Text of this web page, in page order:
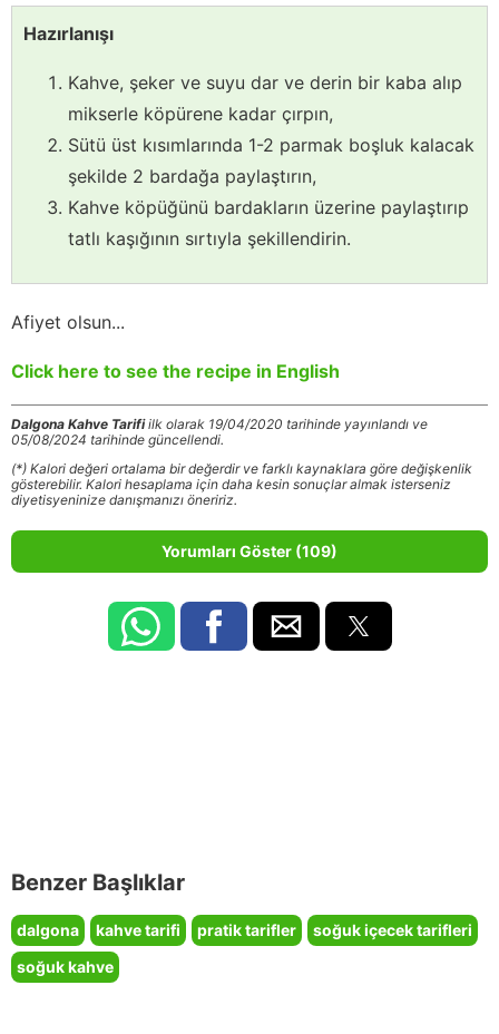
Hazırlanışı
Kahve, şeker ve suyu dar ve derin bir kaba alıp
mikserle köpürene kadar çırpın,
Sütü üst kısımlarında 1-2 parmak boşluk kalacak
şekilde 2 bardağa paylaştırın,
Kahve köpüğünü bardakların üzerine paylaştırıp
tatlı kaşığının sırtıyla şekillendirin.
Afiyet olsun...
Click here to see the recipe in English
Dalgona Kahve Tarifiilk olarak 19/04/2020 tarihinde yayınlandı ve
05/08/2024 tarihinde güncellendi.
(*) Kalori değeri ortalama bir değerdir ve farklı kaynaklara göre değişkenlik
gösterebilir. Kalori hesaplama için daha kesin sonuçlar almak isterseniz
diyetisyeninize danışmanızı öneririz.
Yorumları Göster (109)
Benzer Başlıklar
dalgona kahve tarifi pratik tarifler
soğuk içecek tarifleri
soğuk kahve